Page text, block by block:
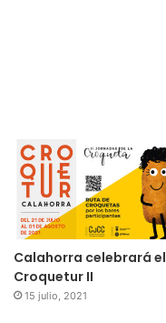
Calahorra celebrará el
Croquetur II
15 julio, 2021